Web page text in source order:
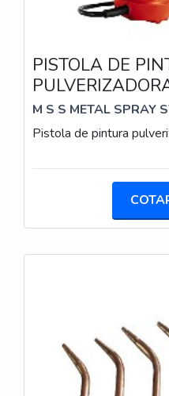
PISTOLA DE
M S S METAL SPRAY
Pistola de pintura